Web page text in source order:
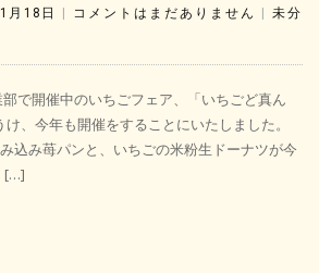
月18日 コメントはまだありません
未分
で開催中のいちごフェア、「いちごど真ん
、今年も開催をすることにいたしました。
込み苺パンと、いちごの米粉生ドーナツが今
[…]